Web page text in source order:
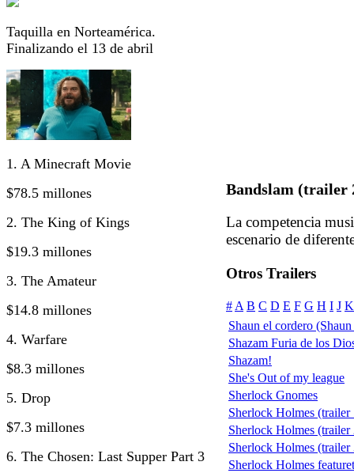
Taquilla en Norteamérica.
Finalizando el 13 de abril
1. A Minecraft Movie
$78.5 millones
2. The King of Kings
$19.3 millones
3. The Amateur
$14.8 millones
4. Warfare
$8.3 millones
5. Drop
$7.3 millones
6. The Chosen: Last Supper Part 3
Bandslam (trailer
La competencia
escenario de
Otros Trailers
# A B C D E F G H I J K
Shaun el cordero
Shazam Furia de los
Shazam!
She's Out of my league
Sherlock Gnomes
Sherlock Holmes (trailer
Sherlock Holmes (trailer
Sherlock Holmes (trailer
Sherlock Holmes